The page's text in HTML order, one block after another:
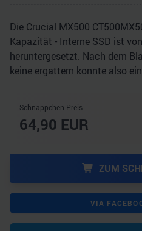
Die Crucial MX500
Kapazität - Interne SSD ist
heruntergesetzt. Nach dem
keine ergattern konnte also
Schnäppchen Preis
64,90 EUR
ZUM
VIA